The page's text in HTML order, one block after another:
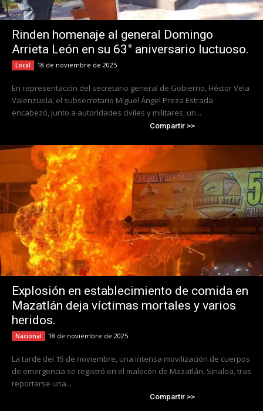
Rinden homenaje al general Domingo
Arrieta León en su 63° aniversario luctuoso.
Local 18 de noviembre de 2025
En representación del secretario general de Gobierno, Héctor Vela
Valenzuela, el subsecretario Miguel Ángel Preza Estrada
encabezó, junto a autoridades civiles y militares, un...
Compartir >>
Explosión en establecimiento de comida en
Mazatlán deja víctimas mortales y varios
heridos.
Nacional 18 de noviembre de 2025
La tarde del 15 de noviembre, una intensa movilización de cuerpos
de emergencia se registró en el malecón de Mazatlán, Sinaloa, tras
reportarse una...
Compartir >>